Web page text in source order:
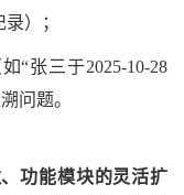
）；
如“张三于2025-10-28
问题。
功能模块的灵活扩